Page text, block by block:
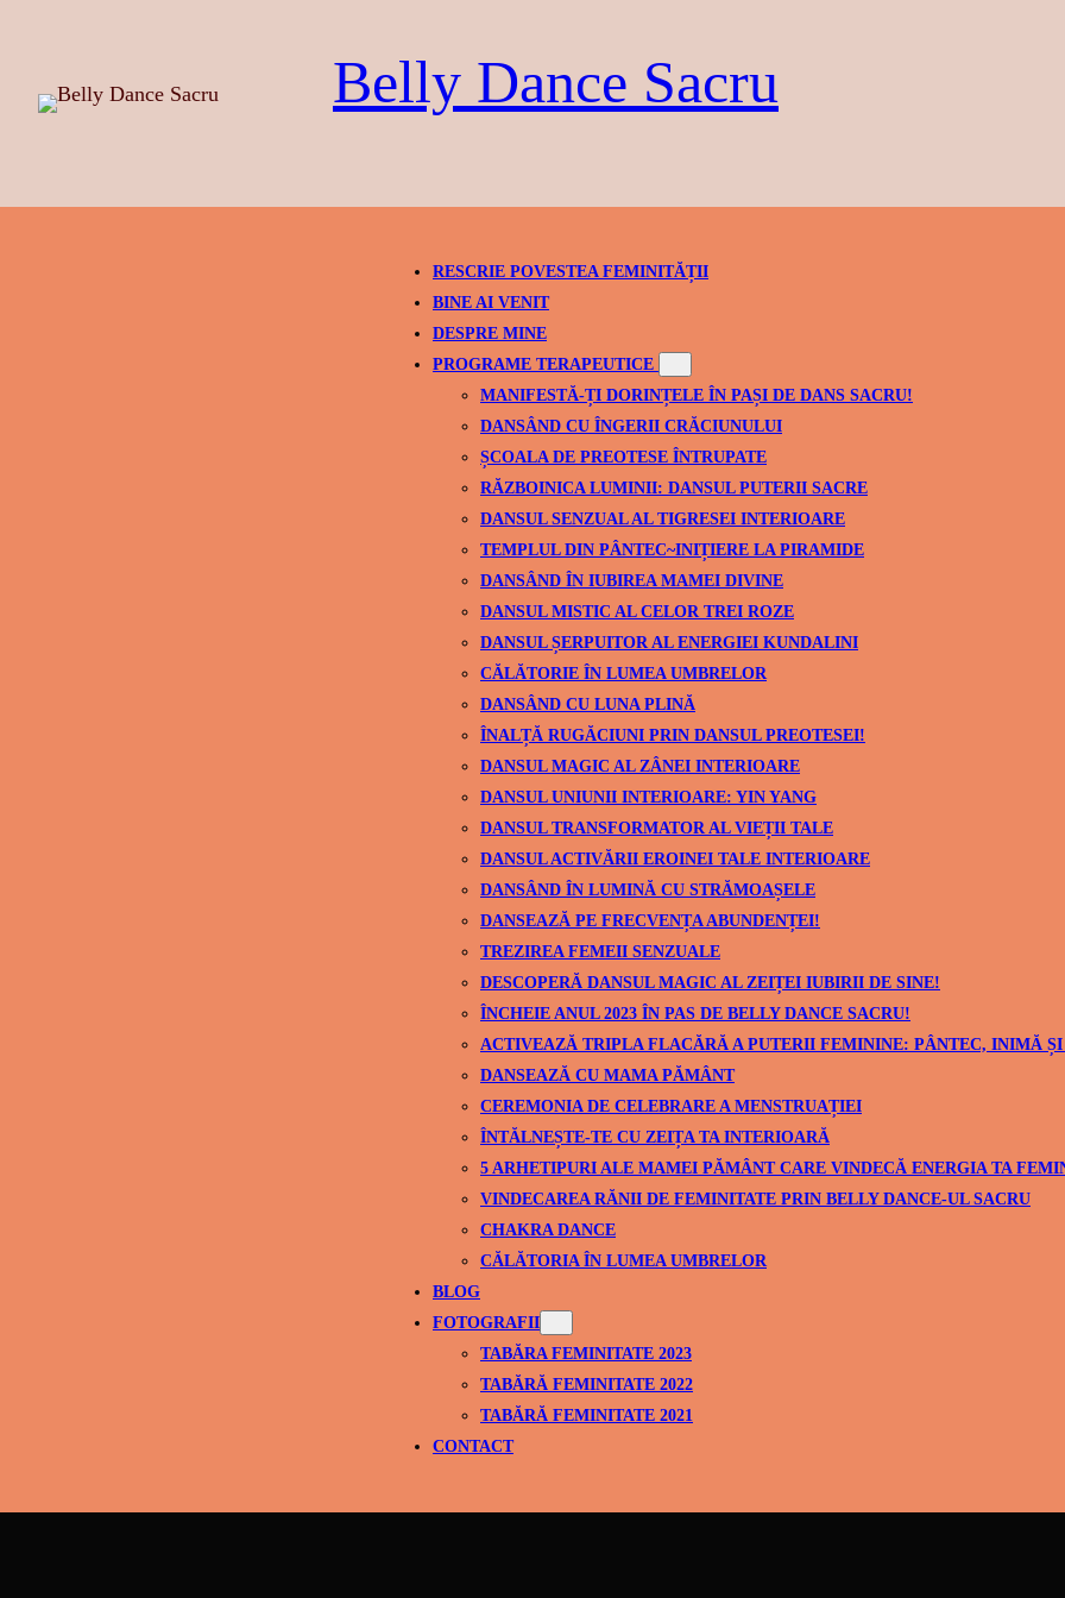
Belly Dance Sacru
RESCRIE POVESTEA FEMINITĂȚII
BINE AI VENIT
DESPRE MINE
PROGRAME TERAPEUTICE
MANIFESTĂ-ȚI DORINȚELE ÎN PAȘI DE DANS SACRU!
DANSÂND CU ÎNGERII CRĂCIUNULUI
ȘCOALA DE PREOTESE ÎNTRUPATE
RĂZBOINICA LUMINII: DANSUL PUTERII SACRE
DANSUL SENZUAL AL TIGRESEI INTERIOARE
TEMPLUL DIN PÂNTEC~INIȚIERE LA PIRAMIDE
DANSÂND ÎN IUBIREA MAMEI DIVINE
DANSUL MISTIC AL CELOR TREI ROZE
DANSUL ȘERPUITOR AL ENERGIEI KUNDALINI
CĂLĂTORIE ÎN LUMEA UMBRELOR
DANSÂND CU LUNA PLINĂ
ÎNALȚĂ RUGĂCIUNI PRIN DANSUL PREOTESEI!
DANSUL MAGIC AL ZÂNEI INTERIOARE
DANSUL UNIUNII INTERIOARE: YIN YANG
DANSUL TRANSFORMATOR AL VIEȚII TALE
DANSUL ACTIVĂRII EROINEI TALE INTERIOARE
DANSÂND ÎN LUMINĂ CU STRĂMOAȘELE
DANSEAZĂ PE FRECVENȚA ABUNDENȚEI!
TREZIREA FEMEII SENZUALE
DESCOPERĂ DANSUL MAGIC AL ZEIȚEI IUBIRII DE SINE!
ÎNCHEIE ANUL 2023 ÎN PAS DE BELLY DANCE SACRU!
ACTIVEAZĂ TRIPLA FLACĂRĂ A PUTERII FEMININE: PÂNTEC, INIMĂ
DANSEAZĂ CU MAMA PĂMÂNT
CEREMONIA DE CELEBRARE A MENSTRUAȚIEI
ÎNTĂLNEȘTE-TE CU ZEIȚA TA INTERIOARĂ
5 ARHETIPURI ALE MAMEI PĂMÂNT CARE VINDECĂ ENERGIA TA
VINDECAREA RĂNII DE FEMINITATE PRIN BELLY DANCE-UL SACRU
CHAKRA DANCE
CĂLĂTORIA ÎN LUMEA UMBRELOR
BLOG
FOTOGRAFII
TABĂRA FEMINITATE 2023
TABĂRĂ FEMINITATE 2022
TABĂRĂ FEMINITATE 2021
CONTACT